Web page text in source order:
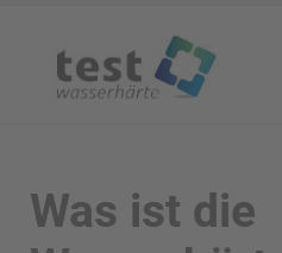
Was ist die